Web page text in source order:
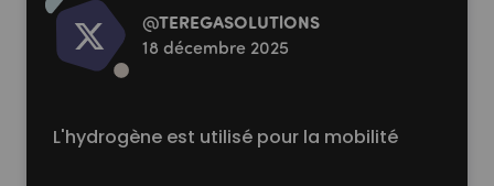
@TEREGASOLUTlONS
18 décembre 2025
L'hydrogène est utilisé pour la mobilité